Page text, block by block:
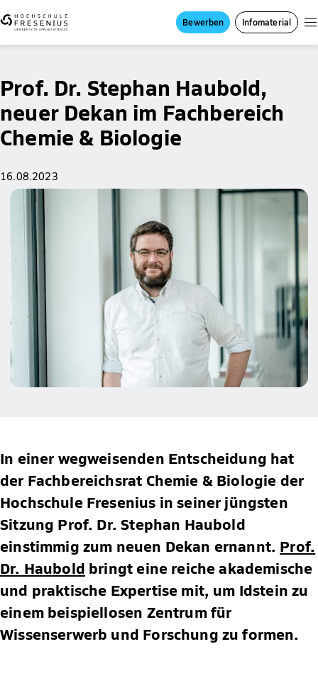
Bewerben Infomaterial
Prof. Dr. Stephan Haubold,
neuer Dekan im Fachbereich
Chemie & Biologie
16.08.2023
In einer wegweisenden Entscheidung hat
der Fachbereichsrat Chemie & Biologie der
Hochschule Fresenius in seiner jüngsten
Sitzung Prof. Dr. Stephan Haubold
einstimmig zum neuen Dekan ernannt. Prof.
Dr. Haubold bringt eine reiche akademische
und praktische Expertise mit, um Idstein zu
einem beispiellosen Zentrum für
Wissenserwerb und Forschung zu formen.